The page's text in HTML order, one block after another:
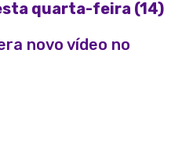
quarta-feira (14)
novo vídeo no